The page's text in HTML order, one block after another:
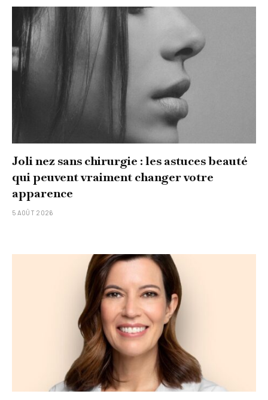
Joli nez sans chirurgie : les astuces beauté
qui peuvent vraiment changer votre
apparence
5 AOÛT 2026